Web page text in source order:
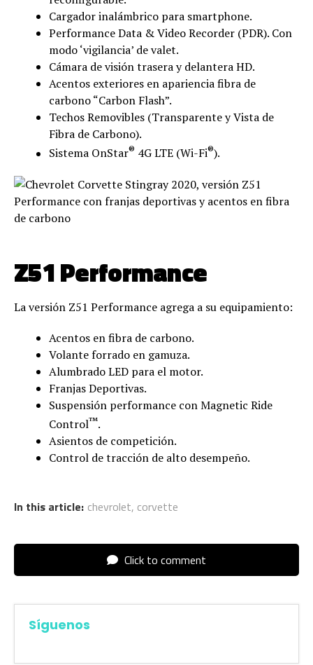
Cargador inalámbrico para smartphone.
Performance Data & Video Recorder (PDR). Con
modo ‘vigilancia’ de valet.
Cámara de visión trasera y delantera HD.
Acentos exteriores en apariencia fibra de
carbono “Carbon Flash”.
Techos Removibles (Transparente y Vista de
Fibra de Carbono).
Sistema OnStar® 4G LTE (Wi-Fi®).
Z51 Performance
La versión Z51 Performance agrega a su equipamiento:
Acentos en fibra de carbono.
Volante forrado en gamuza.
Alumbrado LED para el motor.
Franjas Deportivas.
Suspensión performance con Magnetic Ride
Control™.
Asientos de competición.
Control de tracción de alto desempeño.
In this article: chevrolet, corvette
Click to comment
Síguenos